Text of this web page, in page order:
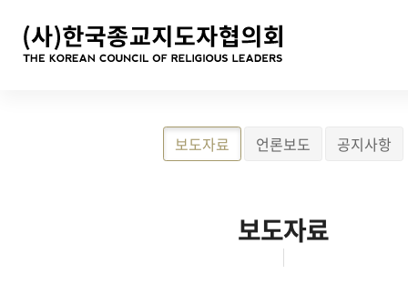
보도자료 언론보도 공지사항
보도자료